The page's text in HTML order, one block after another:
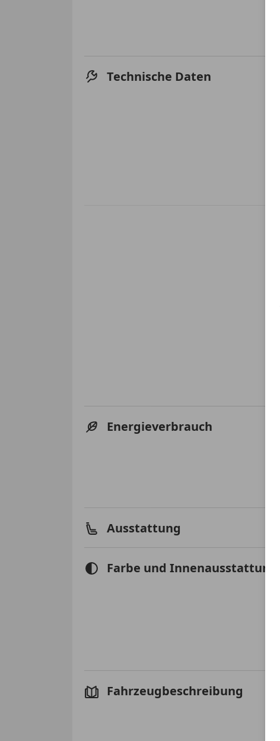
Technische Daten
Energieverbrauch
Ausstattung
Farbe und Innenausstattung
Fahrzeugbeschreibung